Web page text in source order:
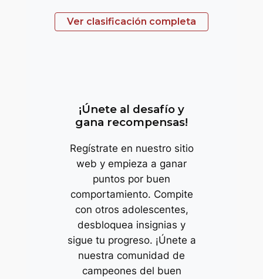
Ver clasificación completa
¡Únete al desafío y
gana recompensas!
Regístrate en nuestro sitio
web y empieza a ganar
puntos por buen
comportamiento. Compite
con otros adolescentes,
desbloquea insignias y
sigue tu progreso. ¡Únete a
nuestra comunidad de
campeones del buen